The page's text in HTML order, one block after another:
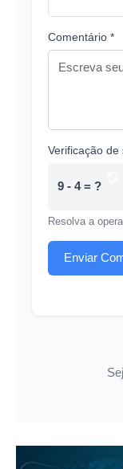
Comentário *
Verificação de
9 - 4 = ?
Resolva a
Enviar